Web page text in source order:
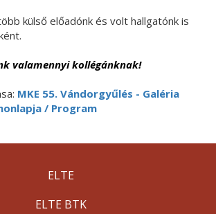
külső előadónk és volt hallgatónk is
valamennyi kollégánknak!
MKE 55. Vándorgyűlés - Galéria
/ Program
ELTE
ELTE BTK